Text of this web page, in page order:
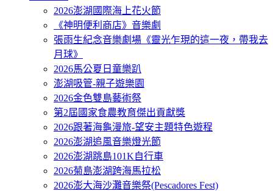
2026澎湖國際海上花火節
《神明便利商店》音樂劇
張雨生紀念音樂劇場《靈光乍現的這一夜，帶我去
月球》
2026馬公夏日童樂趴
澎湖吸管-親子遊樂園
2026金色雙島藝術祭
第2屆國家食農教育傑出貢獻獎
2026跟著海龜漫旅-望安主題特色遊程
2026澎湖追風音樂燈光節
2026澎湖跳島101K自行車
2026菊島澎湖跨海馬拉松
2026澎大海沙灘音樂祭(Pescadores Fest)